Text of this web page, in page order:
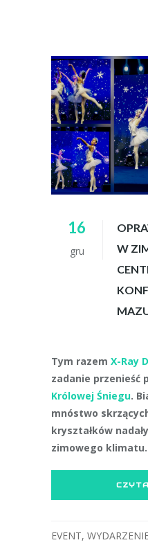
16
gru
W
Tym razem X-Ray
zadanie przenieść
Królowej Śniegu.
mnóstwo
kryształków
zimowego klimatu.
EVENT,